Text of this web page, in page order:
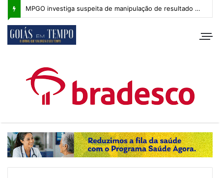
MPGO investiga suspeita de manipulação de resultado na Copa Goiás Sub-20